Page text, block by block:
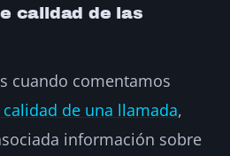
calidad de las
cuando comentamos
de una llamada,
información sobre